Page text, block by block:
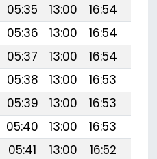
05:35 13:00 16:54
05:36 13:00 16:54
05:37 13:00 16:54
05:38 13:00 16:53
05:39 13:00 16:53
05:40 13:00 16:53
05:41 13:00 16:52